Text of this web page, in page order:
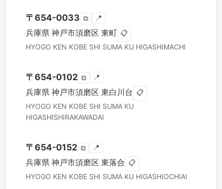
〒654-0033 ⧉ 📍
兵庫県 神戸市須磨区 東町 📋
HYOGO KEN KOBE SHI SUMA KU HIGASHIMACHI
〒654-0102 ⧉ 📍
兵庫県 神戸市須磨区 東白川台 📋
HYOGO KEN KOBE SHI SUMA KU
HIGASHISHIRAKAWADAI
〒654-0152 ⧉ 📍
兵庫県 神戸市須磨区 東落合 📋
HYOGO KEN KOBE SHI SUMA KU HIGASHIOCHIAI